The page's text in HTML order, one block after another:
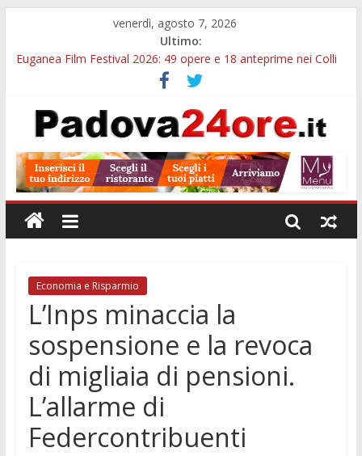
venerdì, agosto 7, 2026
Ultimo:
Euganea Film Festival 2026: 49 opere e 18 anteprime nei Colli
Slow Looking agli Eremitani: un’ora per osservare davvero
un’opera
Notizie di Padova alle ore 21: lavoratore morto, credito sul
Orto Botanico Padova: visite ed escursioni fino a settembre
Concorso Università di Padova: 5 funzionari, domande entro il
7 agosto
Economia e Risparmio
L’Inps minaccia la
sospensione e la revoca
di migliaia di pensioni.
L’allarme di
Federcontribuenti